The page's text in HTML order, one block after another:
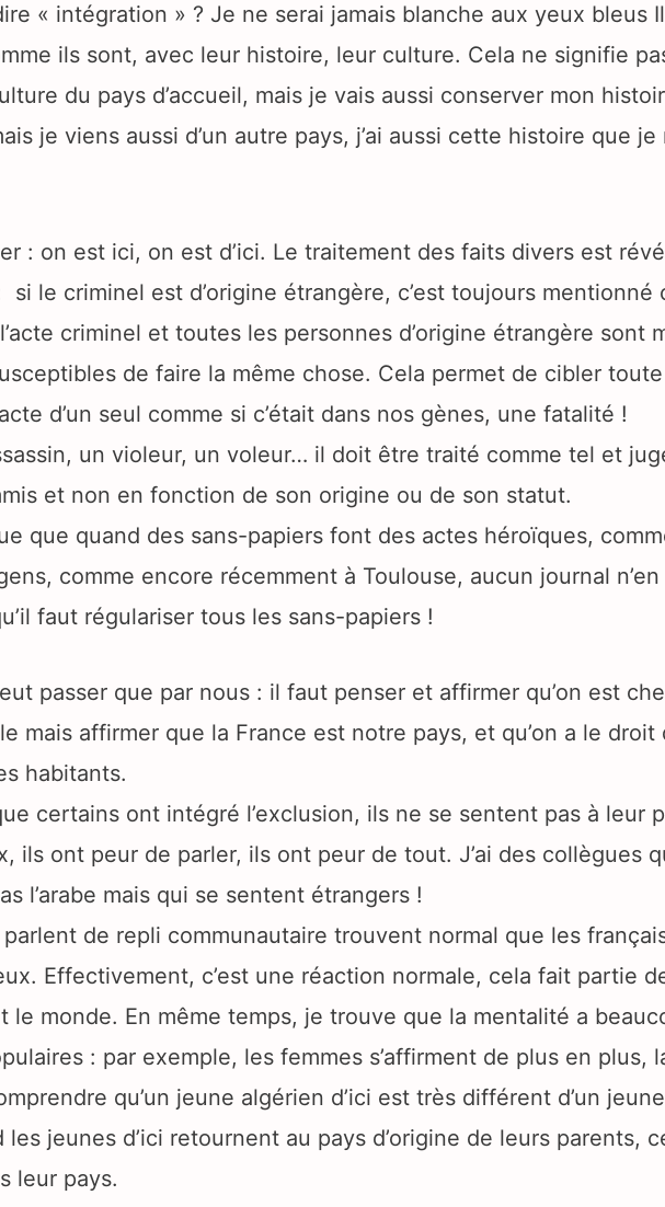
« intégration » ? Je ne serai jamais blanche aux yeux bleus
ils sont, avec leur histoire, leur culture. Cela ne signifie
du pays d’accueil, mais je vais aussi conserver mon
je viens aussi d’un autre pays, j’ai aussi cette histoire que
: on est ici, on est d’ici. Le traitement des faits divers est
le criminel est d’origine étrangère, c’est toujours mentionné
criminel et toutes les personnes d’origine étrangère sont
de faire la même chose. Cela permet de cibler
d’un seul comme si c’était dans nos gènes, une fatalité !
un violeur, un voleur… il doit être traité comme tel et
et non en fonction de son origine ou de son statut.
que quand des sans-papiers font des actes héroïques,
comme encore récemment à Toulouse, aucun journal
faut régulariser tous les sans-papiers !
passer que par nous : il faut penser et affirmer qu’on est
mais affirmer que la France est notre pays, et qu’on a le droit
habitants.
certains ont intégré l’exclusion, ils ne se sentent pas à leur
ils ont peur de parler, ils ont peur de tout. J’ai des collègues
l’arabe mais qui se sentent étrangers !
de repli communautaire trouvent normal que les
Effectivement, c’est une réaction normale, cela fait partie
le monde. En même temps, je trouve que la mentalité a
: par exemple, les femmes s’affirment de plus en plus,
qu’un jeune algérien d’ici est très différent d’un
jeunes d’ici retournent au pays d’origine de leurs parents,
leur pays.